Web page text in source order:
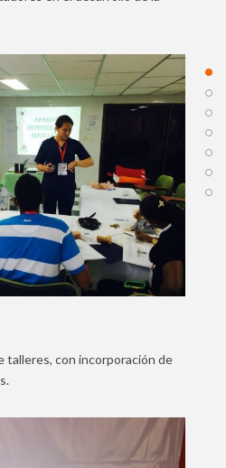
talleres, con incorporación de